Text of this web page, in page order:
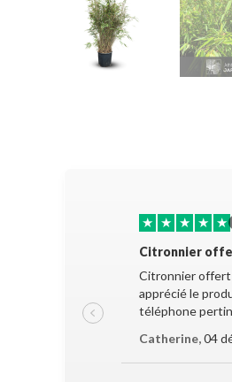
★ ★ ★ ★ ★
Citronnier
Citronnier offert
apprécié le
téléphone
Catherine,04